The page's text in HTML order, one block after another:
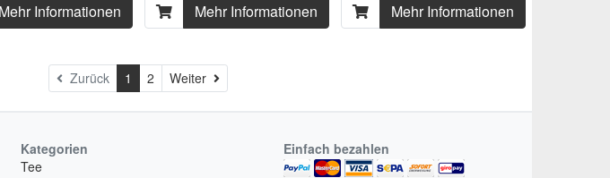
Mehr Informationen Mehr Informationen Mehr Informationen
Zurück 1 2 Weiter Weiter
Kategorien
Tee
Einfach bezahlen